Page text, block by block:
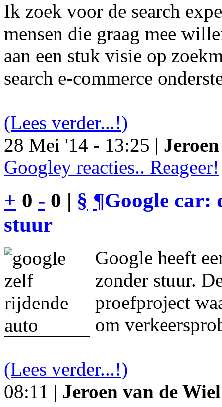
Ik zoek voor de search
mensen die graag mee
aan een stuk visie op
search e-commerce
(Lees verder...!)
28 Mei '14 - 13:25 |
Googley reacties.. Reageer!
+ 0 - 0 | § ¶Google car:
stuur
Google heeft
zonder stuur.
proefproject
om
(Lees verder...!)
08:11 | Jeroen van de Wiel